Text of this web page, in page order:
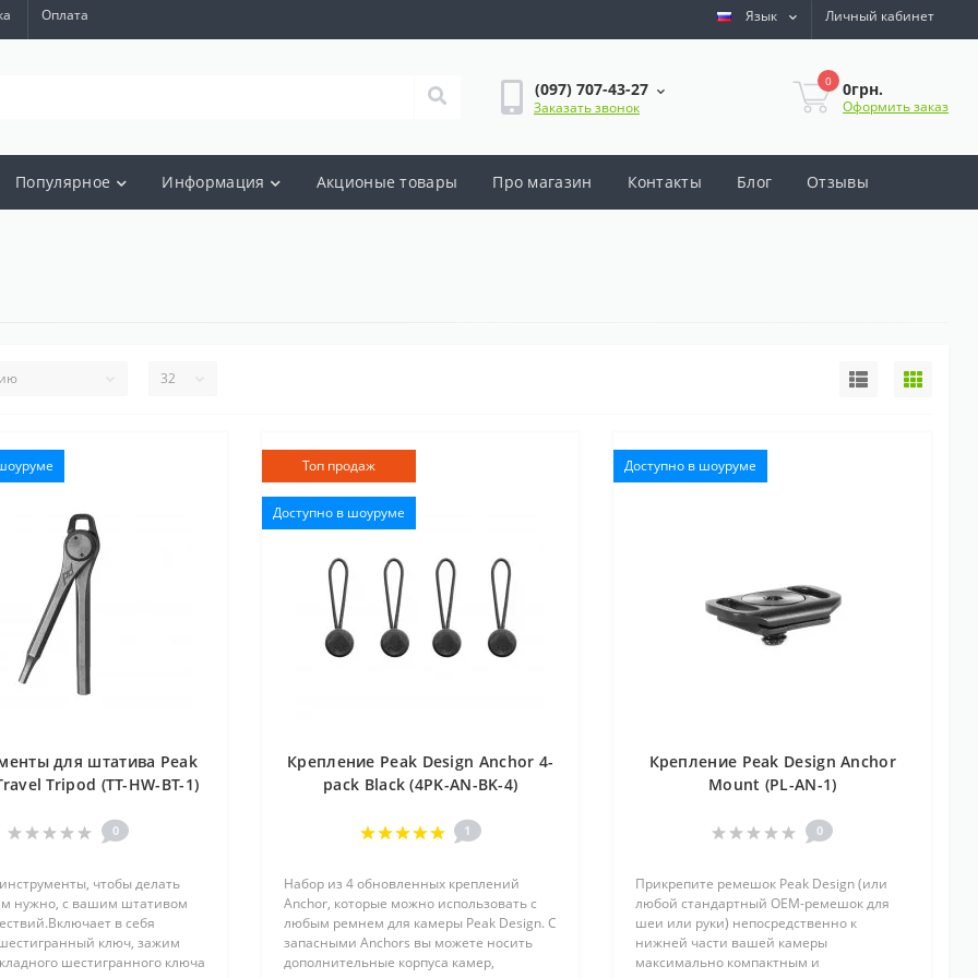
Оплата Язык Личный кабинет
(097) 707-43-27
Заказать звонок
0 0грн.
Оформить заказ
Популярное Информация Акционые товары Про магазин Контакты Блог Отзывы
для штатива Peak
Tripod (TT-HW-BT-1)
0
чтобы делать
нужно, с вашим штативом
в себя
ключ, зажим
шестигранного ключа
Топ продаж
Доступно в шоуруме
Крепление Peak Design Anchor 4-
pack Black (4PK-AN-BK-4)
1
Набор из 4 обновленных креплений
Anchor, которые можно использовать с
любым ремнем для камеры Peak Design. С
запасными Anchors вы можете носить
дополнительные корпуса камер,
Доступно в шоуруме
Крепление Peak Design Anchor
Mount (PL-AN-1)
0
Прикрепите ремешок Peak Design (или
любой стандартный OEM-ремешок для
шеи или руки) непосредственно к
нижней части вашей камеры
максимально компактным и